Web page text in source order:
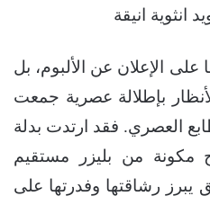
انثوية انيقة
الإعلان عن الألبوم، بل
بإطلالة عصرية جمعت
العصري. فقد ارتدت بدلة
مكونة من بليزر مستقيم
رشاقتها وفدرتها على